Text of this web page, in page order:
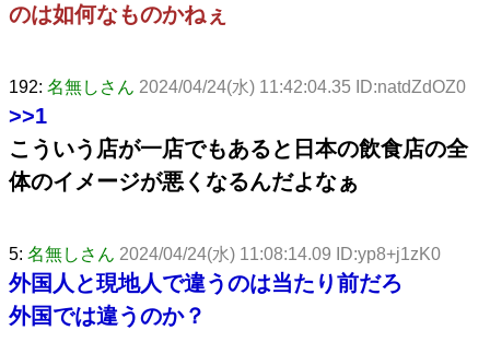
のは如何なものかねぇ
192: 名無しさん 2024/04/24(水) 11:42:04.35 ID:natdZdOZ0
>>1
こういう店が一店でもあると日本の飲食店の全
体のイメージが悪くなるんだよなぁ
5: 名無しさん 2024/04/24(水) 11:08:14.09 ID:yp8+j1zK0
外国人と現地人で違うのは当たり前だろ
外国では違うのか？